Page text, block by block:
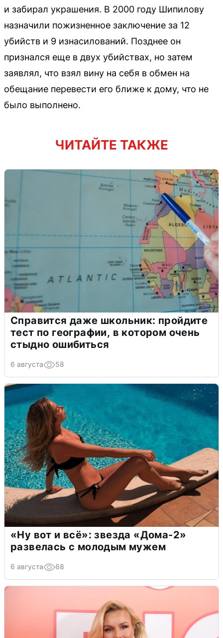
и забирал украшения. В 2000 году Шипилову
назначили пожизненное заключение за 12
убийств и 9 изнасилований. Позднее он
признался еще в двух убийствах, но затем
заявлял, что взял вину на себя в обмен на
обещание перевести его ближе к дому, что не
было выполнено.
ЧИТАЙТЕ ТАКЖЕ
Справится даже школьник: пройдите
тест по географии, в котором очень
стыдно ошибиться
6 августа 58
«Ну вот и всё»: звезда «Дома-2»
развелась с молодым мужем
6 августа 68